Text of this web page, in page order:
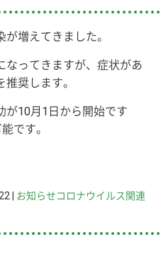
増えてきました。
なってきますが、症状があ
奨します。
が10月1日から開始です
です。
| お知らせコロナウイルス関連